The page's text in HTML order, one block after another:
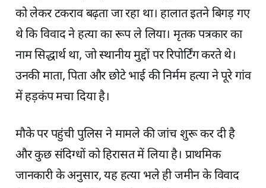
को लेकर टकराव बढ़ता जा रहा था। हालात इतने बिगड़ गए
थे कि विवाद ने हत्या का रूप ले लिया। मृतक पत्रकार का
नाम सिद्धार्थ था, जो स्थानीय मुद्दों पर रिपोर्टिंग करते थे।
उनकी माता, पिता और छोटे भाई की निर्मम हत्या ने पूरे गांव
में हड़कंप मचा दिया है।
मौके पर पहुंची पुलिस ने मामले की जांच शुरू कर दी है
और कुछ संदिग्धों को हिरासत में लिया है। प्राथमिक
जानकारी के अनुसार, यह हत्या भले ही जमीन के विवाद